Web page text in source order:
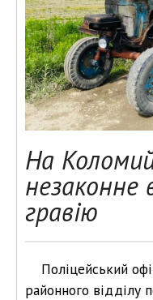
На
незаконне
гравію
Поліцейський
районного відділу